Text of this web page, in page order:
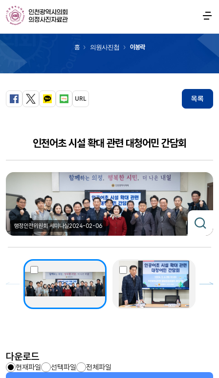
홈 의원사진첩 이봉락
페이스북
트위터카카오톡블로그
URL 목록
인천어초 시설 확대 관련 대청어민 간담회
행정안전위원회 세미나실2024-02-06
다운로드
현재파일 선택파일 전체파일